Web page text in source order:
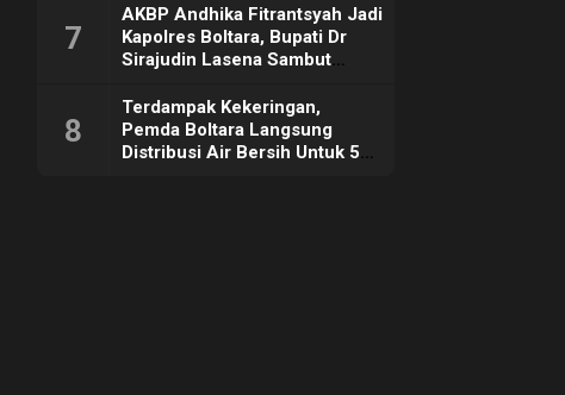
Dorong Ekonomi Daerah
7
AKBP Andhika Fitrantsyah Jadi
Kapolres Boltara, Bupati Dr
Sirajudin Lasena Sambut
8
Terdampak Kekeringan,
Pemda Boltara Langsung
Distribusi Air Bersih Untuk 50